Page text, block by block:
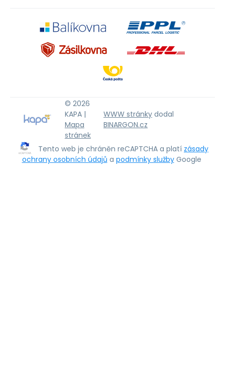
© 2026
KAPA |
Mapa
stránek
WWW stránky dodal
BINARGON.cz
Tento web je chráněn reCAPTCHA a platí zásady
ochrany osobních údajů a podmínky služby Google